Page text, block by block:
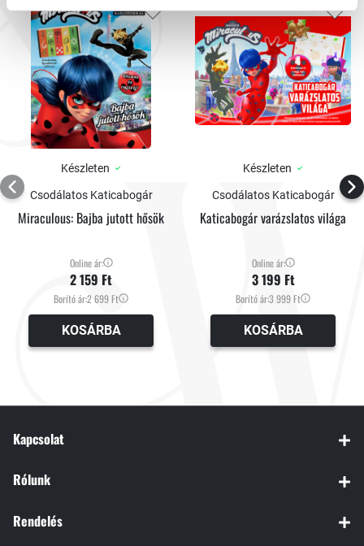
Készleten
Csodálatos Katicabogár
Miraculous: Bajba jutott hősök
Online ár:
2 159 Ft
Borító ár:2 699 Ft
KOSÁRBA
Készleten
Csodálatos Katicabogár
Katicabogár varázslatos világa
Online ár:
3 199 Ft
Borító ár:3 999 Ft
KOSÁRBA
Kapcsolat
Rólunk
Rendelés